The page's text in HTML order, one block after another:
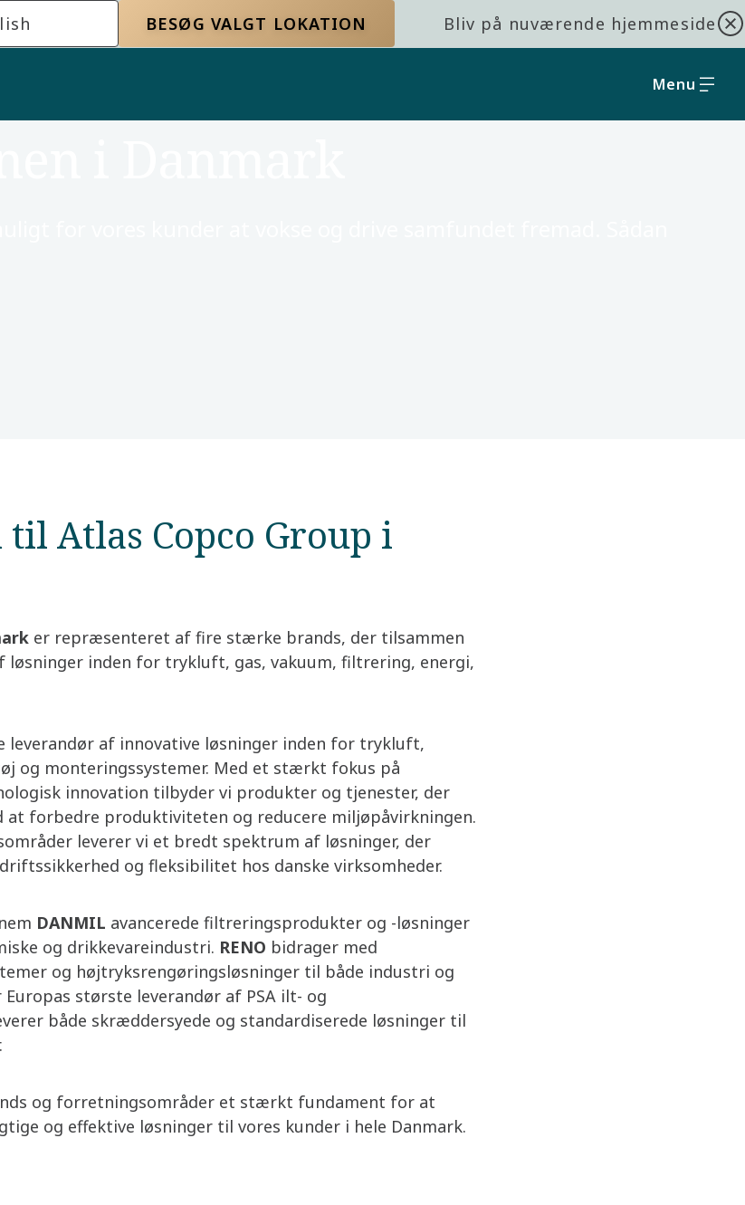
BESØG VALGT LOKATION Bliv på nuværende hjemmeside
Menu
Atlas Copco Group i
er repræsenteret af fire stærke brands, der tilsammen
inden for trykluft, gas, vakuum, filtrering, energi,
leverandør af innovative løsninger inden for trykluft,
og monteringssystemer. Med et stærkt fokus på
innovation tilbyder vi produkter og tjenester, der
at forbedre produktiviteten og reducere miljøpåvirkningen.
leverer vi et bredt spektrum af løsninger, der
og fleksibilitet hos danske virksomheder.
DANMIL avancerede filtreringsprodukter og -løsninger
og drikkevareindustri. RENO bidrager med
og højtryksrengøringsløsninger til både industri og
Europas største leverandør af PSA ilt- og
både skræddersyede og standardiserede løsninger til
og forretningsområder et stærkt fundament for at
og effektive løsninger til vores kunder i hele Danmark.